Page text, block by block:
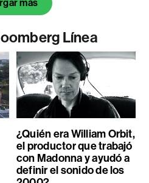
más
Línea
¿Quién era William Orbit,
el productor que trabajó
con Madonna y ayudó a
definir el sonido de los